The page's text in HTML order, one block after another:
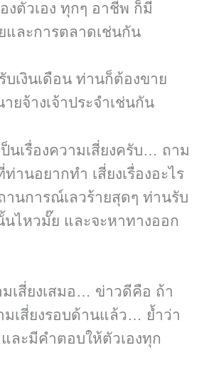
งตัวเอง ทุกๆ อาชีพ ก็มี
และการตลาดเช่นกัน
เงินเดือน ท่านก็ต้องขาย
ยจ้างเจ้าประจำเช่นกัน
นเรื่องความเสี่ยงครับ… ถาม
านอยากทำ เสี่ยงเรื่องอะไร
นการณ์เลวร้ายสุดๆ ท่านรับ
นไหวมั๊ย และจะหาทางออก
เสี่ยงเสมอ… ข่าวดีคือ ถ้า
มเสี่ยงรอบด้านแล้ว… ย้ำว่า
ะมีคำตอบให้ตัวเองทุก